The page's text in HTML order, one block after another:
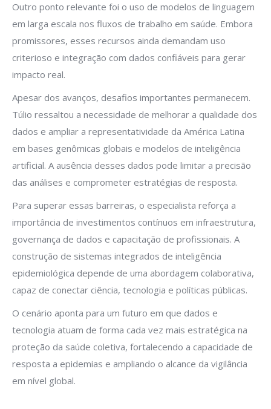
Outro ponto relevante foi o uso de modelos de linguagem
em larga escala nos fluxos de trabalho em saúde. Embora
promissores, esses recursos ainda demandam uso
criterioso e integração com dados confiáveis para gerar
impacto real.
Apesar dos avanços, desafios importantes permanecem.
Túlio ressaltou a necessidade de melhorar a qualidade dos
dados e ampliar a representatividade da América Latina
em bases genômicas globais e modelos de inteligência
artificial. A ausência desses dados pode limitar a precisão
das análises e comprometer estratégias de resposta.
Para superar essas barreiras, o especialista reforça a
importância de investimentos contínuos em infraestrutura,
governança de dados e capacitação de profissionais. A
construção de sistemas integrados de inteligência
epidemiológica depende de uma abordagem colaborativa,
capaz de conectar ciência, tecnologia e políticas públicas.
O cenário aponta para um futuro em que dados e
tecnologia atuam de forma cada vez mais estratégica na
proteção da saúde coletiva, fortalecendo a capacidade de
resposta a epidemias e ampliando o alcance da vigilância
em nível global.